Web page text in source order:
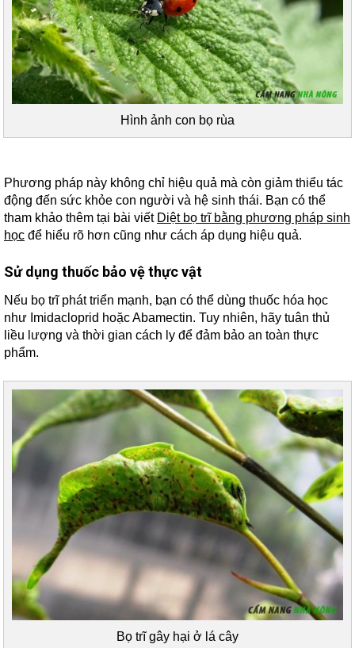
Hình ảnh con bọ rùa
Phương pháp này không chỉ hiệu quả mà còn giảm thiểu tác
động đến sức khỏe con người và hệ sinh thái. Bạn có thể
tham khảo thêm tại bài viết Diệt bọ trĩ bằng phương pháp sinh
học để hiểu rõ hơn cũng như cách áp dụng hiệu quả.
Sử dụng thuốc bảo vệ thực vật
Nếu bọ trĩ phát triển mạnh, bạn có thể dùng thuốc hóa học
như Imidacloprid hoặc Abamectin. Tuy nhiên, hãy tuân thủ
liều lượng và thời gian cách ly để đảm bảo an toàn thực
phẩm.
Bọ trĩ gây hại ở lá cây